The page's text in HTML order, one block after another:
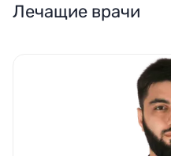
Лечащие врачи